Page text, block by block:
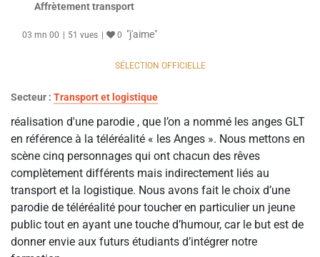
Affrètement transport
03 mn 00 51 vues 0 "j'aime"
SÉLECTION OFFICIELLE
Secteur : Transport et logistique
réalisation d'une parodie , que l’on a nommé les anges GLT
en référence à la téléréalité « les Anges ». Nous mettons en
scène cinq personnages qui ont chacun des rêves
complètement différents mais indirectement liés au
transport et la logistique. Nous avons fait le choix d’une
parodie de téléréalité pour toucher en particulier un jeune
public tout en ayant une touche d’humour, car le but est de
donner envie aux futurs étudiants d’intégrer notre